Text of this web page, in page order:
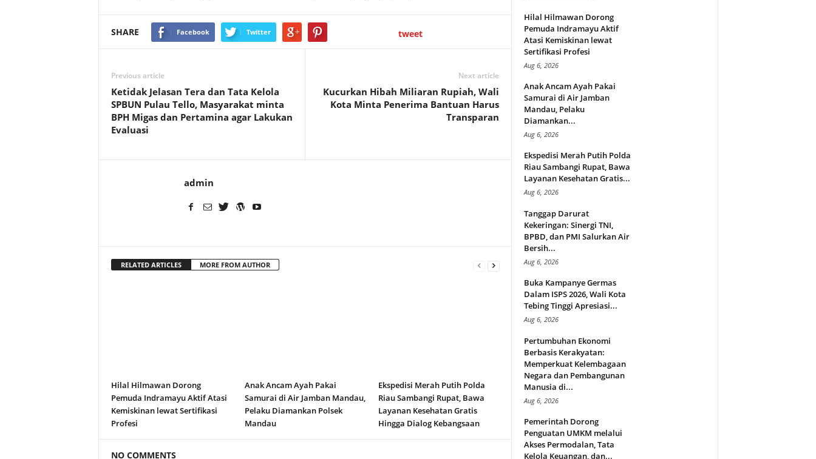
SHARE Facebook Twitter tweet
Previous article
Ketidak Jelasan Tera dan Tata Kelola
SPBUN Pulau Tello, Masyarakat minta
BPH Migas dan Pertamina agar Lakukan
Evaluasi
Next article
Kucurkan Hibah Miliaran Rupiah, Wali
Kota Minta Penerima Bantuan Harus
Transparan
admin
RELATED ARTICLES MORE FROM AUTHOR
Hilal Hilmawan Dorong
Pemuda Indramayu Aktif Atasi
Kemiskinan lewat Sertifikasi
Profesi
Anak Ancam Ayah Pakai
Samurai di Air Jamban Mandau,
Pelaku Diamankan Polsek
Mandau
Ekspedisi Merah Putih Polda
Riau Sambangi Rupat, Bawa
Layanan Kesehatan Gratis
Hingga Dialog Kebangsaan
NO COMMENTS
Hilal Hilmawan Dorong
Pemuda Indramayu Aktif
Atasi Kemiskinan lewat
Sertifikasi Profesi
Aug 6, 2026
Anak Ancam Ayah Pakai
Samurai di Air Jamban
Mandau, Pelaku
Diamankan...
Aug 6, 2026
Ekspedisi Merah Putih Polda
Riau Sambangi Rupat, Bawa
Layanan Kesehatan Gratis...
Aug 6, 2026
Tanggap Darurat
Kekeringan: Sinergi TNI,
BPBD, dan PMI Salurkan Air
Bersih...
Aug 6, 2026
Buka Kampanye Germas
Dalam ISPS 2026, Wali Kota
Tebing Tinggi Apresiasi...
Aug 6, 2026
Pertumbuhan Ekonomi
Berbasis Kerakyatan:
Memperkuat Kelembagaan
Negara dan Pembangunan
Manusia di...
Aug 6, 2026
Pemerintah Dorong
Penguatan UMKM melalui
Akses Permodalan, Tata
Kelola Keuangan, dan...